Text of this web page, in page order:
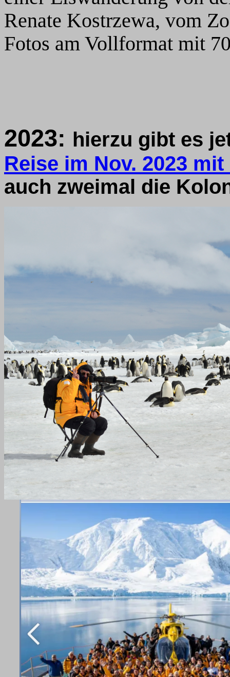
Renate Kostrzewa, vom
Fotos am Vollformat mit
2023: hierzu gibt es
Reise im Nov. 2023
auch zweimal die